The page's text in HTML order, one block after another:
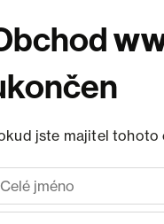
jste majitel tohoto